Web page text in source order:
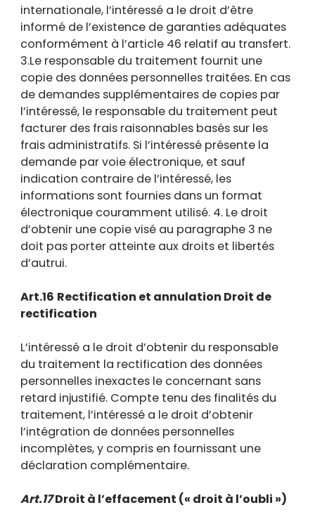
internationale, l’intéressé a le droit d’être
informé de l’existence de garanties adéquates
conformément à l’article 46 relatif au transfert.
3.Le responsable du traitement fournit une
copie des données personnelles traitées. En cas
de demandes supplémentaires de copies par
l’intéressé, le responsable du traitement peut
facturer des frais raisonnables basés sur les
frais administratifs. Si l’intéressé présente la
demande par voie électronique, et sauf
indication contraire de l’intéressé, les
informations sont fournies dans un format
électronique couramment utilisé. 4. Le droit
d’obtenir une copie visé au paragraphe 3 ne
doit pas porter atteinte aux droits et libertés
d’autrui.
Art.16 Rectification et annulation Droit de
rectification
L’intéressé a le droit d’obtenir du responsable
du traitement la rectification des données
personnelles inexactes le concernant sans
retard injustifié. Compte tenu des finalités du
traitement, l’intéressé a le droit d’obtenir
l’intégration de données personnelles
incomplètes, y compris en fournissant une
déclaration complémentaire.
Art.17Droit à l’effacement (« droit à l’oubli »)